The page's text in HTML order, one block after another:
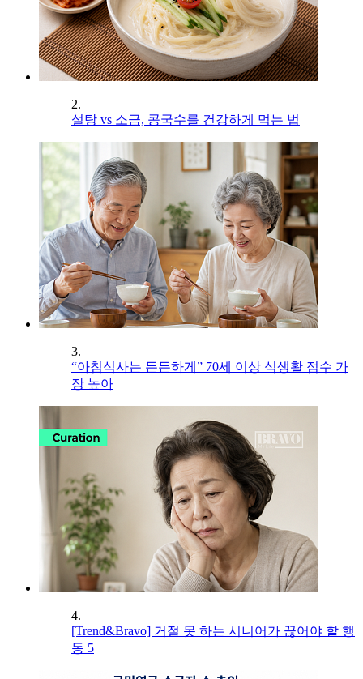
2.
설탕 vs 소금, 콩국수를 건강하게 먹는 법
3.
“아침식사는 든든하게” 70세 이상 식생활 점수 가
장 높아
4.
[Trend&Bravo] 거절 못 하는 시니어가 끊어야 할 행
동 5